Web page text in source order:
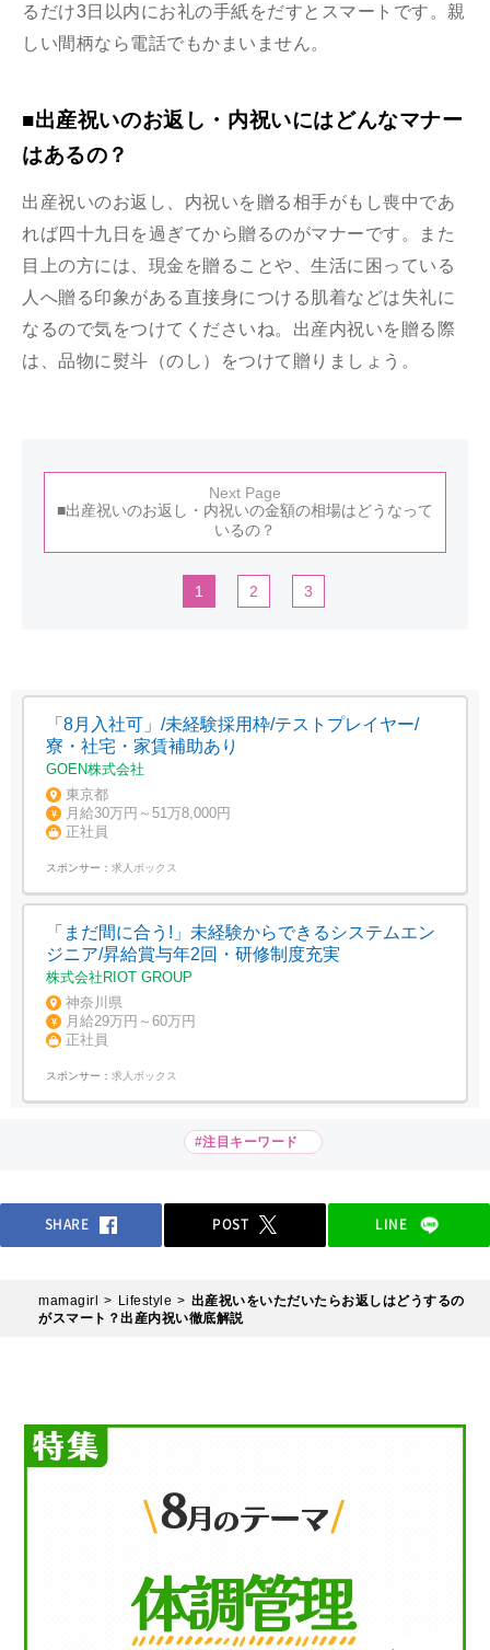
るだけ3日以内にお礼の手紙をだすとスマートです。親
しい間柄なら電話でもかまいません。
■出産祝いのお返し・内祝いにはどんなマナー
はあるの？
出産祝いのお返し、内祝いを贈る相手がもし喪中であ
れば四十九日を過ぎてから贈るのがマナーです。また
目上の方には、現金を贈ることや、生活に困っている
人へ贈る印象がある直接身につける肌着などは失礼に
なるので気をつけてくださいね。出産内祝いを贈る際
は、品物に熨斗（のし）をつけて贈りましょう。
Next Page
■出産祝いのお返し・内祝いの金額の相場はどうなって
いるの？
1 2 3
「8月入社可」/未経験採用枠/テストプレイヤー/
寮・社宅・家賃補助あり
GOEN株式会社
東京都
月給30万円～51万8,000円
正社員
スポンサー： 求人ボックス
「まだ間に合う!」未経験からできるシステムエン
ジニア/昇給賞与年2回・研修制度充実
株式会社RIOT GROUP
神奈川県
月給29万円～60万円
正社員
スポンサー： 求人ボックス
#注目キーワード
SHARE POST LINE
mamagirl Lifestyle
出産祝いをいただいたらお返しはどうするの
がスマート？出産内祝い徹底解説